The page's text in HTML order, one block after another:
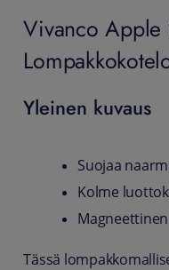
Vivanco Apple
Yleinen kuvaus
Suojaa
Kolme
Tässä